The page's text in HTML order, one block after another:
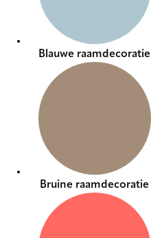
Blauwe raamdecoratie
Bruine raamdecoratie